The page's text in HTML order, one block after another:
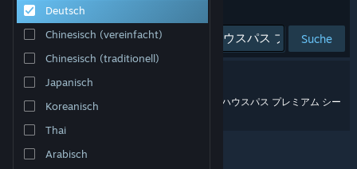
Support
Sprache ändern
Steam-Mobile-App herunterladen
Desktopversion anzeigen
Deutsch
Chinesisch (vereinfacht)
Chinesisch (traditionell)
Japanisch
Koreanisch
Thai
Arabisch
Sortieren nach
Suche
0 Ergebnisse entsprechen Ihrer Suche.
Meinten Sie „『ゴルフ pgaツアー 2025』クラブハウスパス プレミアム シー